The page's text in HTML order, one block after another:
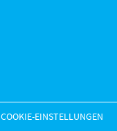
COOKIE-EINSTELLUNGEN